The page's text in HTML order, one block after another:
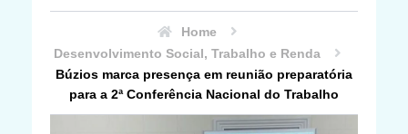
Home
Desenvolvimento Social, Trabalho e Renda
Búzios marca presença em reunião preparatória
para a 2ª Conferência Nacional do Trabalho